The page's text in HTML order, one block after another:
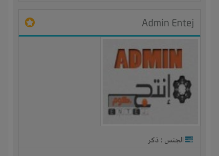
Admin Entej
الجنس : ذكر